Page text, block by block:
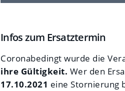
Infos zum Ersatztermin
Coronabedingt wurde die
ihre Gültigkeit. Wer den
17.10.2021 eine Stornierung